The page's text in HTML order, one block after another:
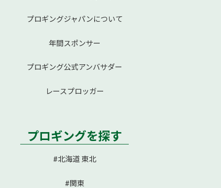
プロギングジャパンについて
年間スポンサー
プロギング公式アンバサダー
レースプロッガー
プロギングを探す
#北海道 東北
#関東